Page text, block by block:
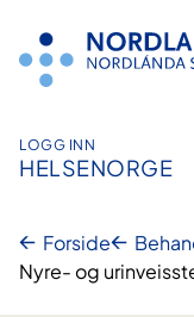
innhold
LOGG INN
HELSENORGE
Forside
Nyre- og